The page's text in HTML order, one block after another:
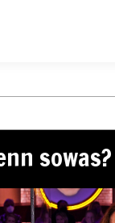
sowas?